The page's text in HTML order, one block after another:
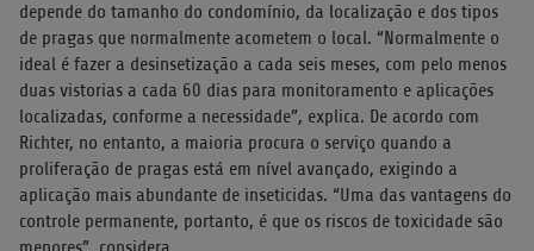
depende do tamanho do condomínio, da localização e dos tipos
de pragas que normalmente acometem o local. “Normalmente o
ideal é fazer a desinsetização a cada seis meses, com pelo menos
duas vistorias a cada 60 dias para monitoramento e aplicações
localizadas, conforme a necessidade”, explica. De acordo com
Richter, no entanto, a maioria procura o serviço quando a
proliferação de pragas está em nível avançado, exigindo a
aplicação mais abundante de inseticidas. “Uma das vantagens do
controle permanente, portanto, é que os riscos de toxicidade são